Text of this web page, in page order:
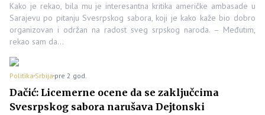
Kako je rekao, bila mu je interesantna kritika američke ambasade u
Sarajevu po pitanju Svesrpskog sabora, koji je kako kaže bio dobro
organizovan i održan na radost sveg srpskog naroda. – Međutim,
rekao sam da…
Politika Srbija pre 2 god.
Dačić: Licemerne ocene da se zaključcima
Svesrpskog sabora narušava Dejtonski